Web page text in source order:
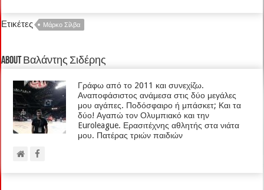
Ετικέτες Μάρκο Σίλβα
About Βαλάντης Σιδέρης
Γράφω από το 2011 και συνεχίζω.
Αναποφάσιστος ανάμεσα στις δύο μεγάλες
μου αγάπες. Ποδόσφαιρο ή μπάσκετ; Και τα
δύο! Αγαπώ τον Ολυμπιακό και την
Euroleague. Ερασιτέχνης αθλητής στα νιάτα
μου. Πατέρας τριών παιδιών